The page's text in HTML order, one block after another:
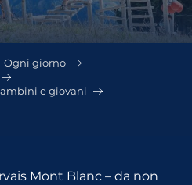
Ogni giorno
e giovani
Mont Blanc – da non